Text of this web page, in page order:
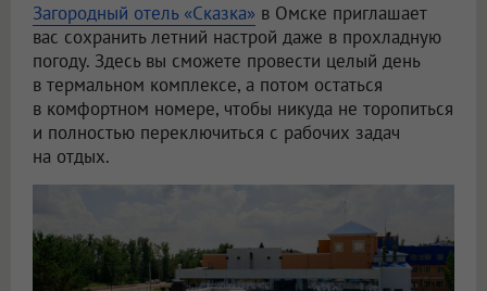
Загородный отель «Сказка» в Омске приглашает
вас сохранить летний настрой даже в прохладную
погоду. Здесь вы сможете провести целый день
в термальном комплексе, а потом остаться
в комфортном номере, чтобы никуда не торопиться
и полностью переключиться с рабочих задач
на отдых.